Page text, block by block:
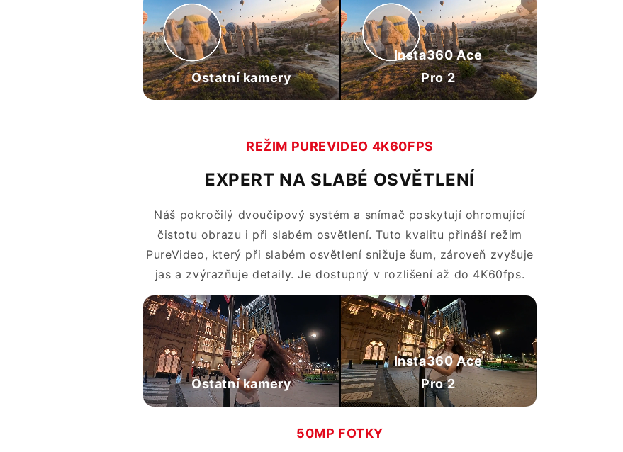
Ostatní kamery
Insta360 Ace
Pro 2
REŽIM PUREVIDEO 4K60FPS
EXPERT NA SLABÉ OSVĚTLENÍ
Náš pokročilý dvoučipový systém a snímač poskytují ohromující
čistotu obrazu i při slabém osvětlení. Tuto kvalitu přináší režim
PureVideo, který při slabém osvětlení snižuje šum, zároveň zvyšuje
jas a zvýrazňuje detaily. Je dostupný v rozlišení až do 4K60fps.
Ostatní kamery
Insta360 Ace
Pro 2
50MP FOTKY